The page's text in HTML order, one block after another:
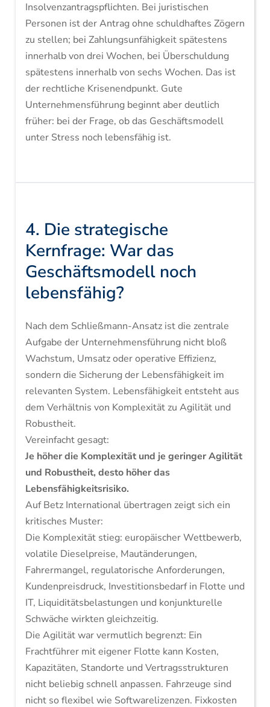
Insolvenzantragspflichten. Bei juristischen
Personen ist der Antrag ohne schuldhaftes Zögern
zu stellen; bei Zahlungsunfähigkeit spätestens
innerhalb von drei Wochen, bei Überschuldung
spätestens innerhalb von sechs Wochen. Das ist
der rechtliche Krisenendpunkt. Gute
Unternehmensführung beginnt aber deutlich
früher: bei der Frage, ob das Geschäftsmodell
unter Stress noch lebensfähig ist.
4. Die strategische
Kernfrage: War das
Geschäftsmodell noch
lebensfähig?
Nach dem Schließmann-Ansatz ist die zentrale
Aufgabe der Unternehmensführung nicht bloß
Wachstum, Umsatz oder operative Effizienz,
sondern die Sicherung der Lebensfähigkeit im
relevanten System. Lebensfähigkeit entsteht aus
dem Verhältnis von Komplexität zu Agilität und
Robustheit.
Vereinfacht gesagt:
Je höher die Komplexität und je geringer Agilität
und Robustheit, desto höher das
Lebensfähigkeitsrisiko.
Auf Betz International übertragen zeigt sich ein
kritisches Muster:
Die Komplexität stieg: europäischer Wettbewerb,
volatile Dieselpreise, Mautänderungen,
Fahrermangel, regulatorische Anforderungen,
Kundenpreisdruck, Investitionsbedarf in Flotte und
IT, Liquiditätsbelastungen und konjunkturelle
Schwäche wirkten gleichzeitig.
Die Agilität war vermutlich begrenzt: Ein
Frachtführer mit eigener Flotte kann Kosten,
Kapazitäten, Standorte und Vertragsstrukturen
nicht beliebig schnell anpassen. Fahrzeuge sind
nicht so flexibel wie Softwarelizenzen. Fixkosten